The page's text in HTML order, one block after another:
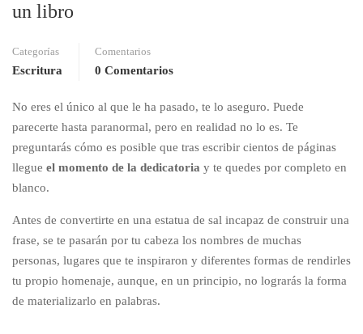
un libro
Categorías
Escritura
Comentarios
0 Comentarios
No eres el único al que le ha pasado, te lo aseguro. Puede
parecerte hasta paranormal, pero en realidad no lo es. Te
preguntarás cómo es posible que tras escribir cientos de páginas
llegue el momento de la dedicatoria y te quedes por completo en
blanco.
Antes de convertirte en una estatua de sal incapaz de construir una
frase, se te pasarán por tu cabeza los nombres de muchas
personas, lugares que te inspiraron y diferentes formas de rendirles
tu propio homenaje, aunque, en un principio, no lograrás la forma
de materializarlo en palabras.